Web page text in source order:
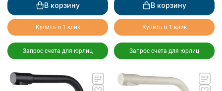
В корзину
Купить в 1 клик
Запрос счета для юрлиц
В корзину
Купить в 1 клик
Запрос счета для юрлиц